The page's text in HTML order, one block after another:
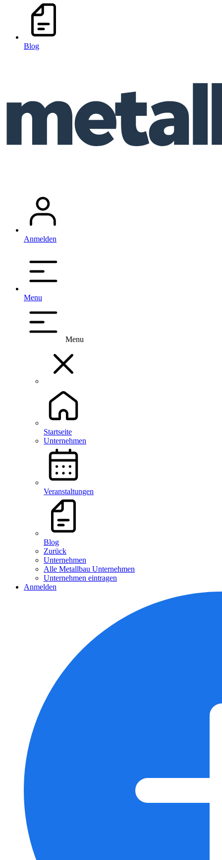
Blog
Anmelden
Menu
Menu
Startseite
Unternehmen
Veranstaltungen
Blog
Zurück
Unternehmen
Alle Metallbau Unternehmen
Unternehmen eintragen
Anmelden